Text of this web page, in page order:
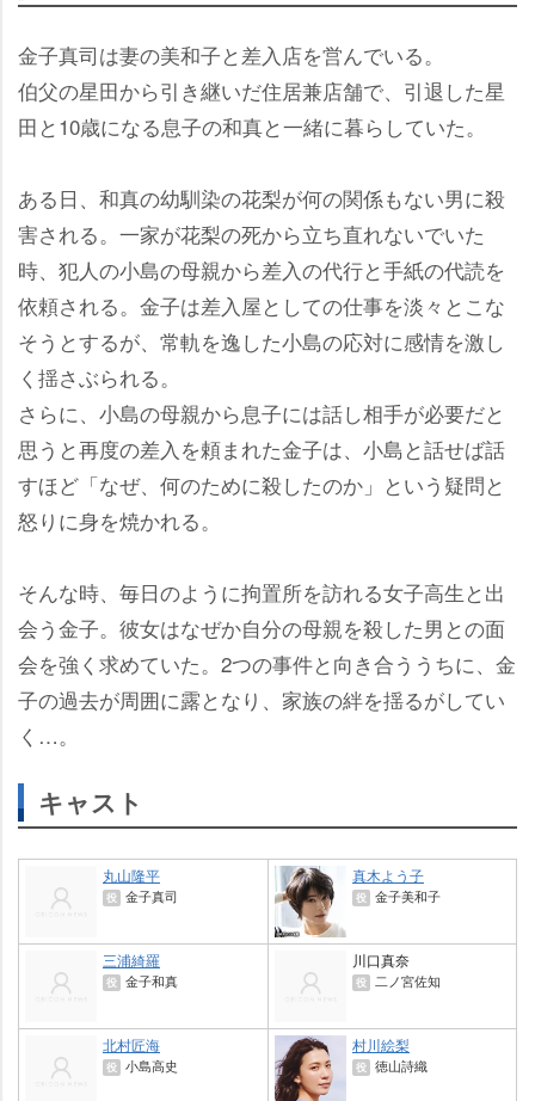
金子真司は妻の美和子と差入店を営んでいる。
伯父の星田から引き継いだ住居兼店舗で、引退した星
田と10歳になる息子の和真と一緒に暮らしていた。
ある日、和真の幼馴染の花梨が何の関係もない男に殺
害される。一家が花梨の死から立ち直れないでいた
時、犯人の小島の母親から差入の代行と手紙の代読を
依頼される。金子は差入屋としての仕事を淡々とこな
そうとするが、常軌を逸した小島の応対に感情を激し
く揺さぶられる。
さらに、小島の母親から息子には話し相手が必要だと
思うと再度の差入を頼まれた金子は、小島と話せば話
すほど「なぜ、何のために殺したのか」という疑問と
怒りに身を焼かれる。
そんな時、毎日のように拘置所を訪れる女子高生と出
会う金子。彼女はなぜか自分の母親を殺した男との面
会を強く求めていた。2つの事件と向き合ううちに、金
子の過去が周囲に露となり、家族の絆を揺るがしてい
く…。
キャスト
丸山隆平
役 金子真司
真木よう子
役 金子美和子
三浦綺羅
役 金子和真
川口真奈
役 二ノ宮佐知
北村匠海
役 小島高史
村川絵梨
役 徳山詩織